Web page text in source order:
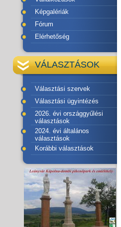
Képgalériák
Fórum
Elérhetőség
VÁLASZTÁSOK
Választási szervek
Választási ügyintézés
2026. évi országgyűlési
választások
2024. évi általános
választások
Korábbi választások